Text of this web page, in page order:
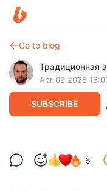
Go to blog
Традиционная
Apr 09 2025
SUBSCRIBE
О третьем
Синопсис античных
6